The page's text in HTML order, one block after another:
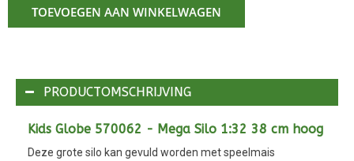
TOEVOEGEN AAN WINKELWAGEN
PRODUCTOMSCHRIJVING
Kids Globe 570062 - Mega Silo 1:32 38 cm hoog
Deze grote silo kan gevuld worden met speelmais